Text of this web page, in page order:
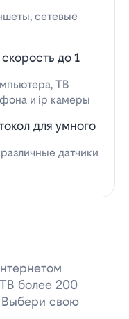
сетевые
до 1
ТВ
и ip камеры
для умного
датчики
более 200
Выбери свою